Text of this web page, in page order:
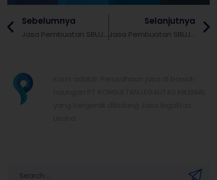
Sebelumnya
Jasa Pembuatan SBUJK (SBU Konstruksi) Bundling SKK di Banjar
Selanjutnya
Jasa Pembuatan SBUJK (SBU Konstruksi) Bundling SKK di Bekasi